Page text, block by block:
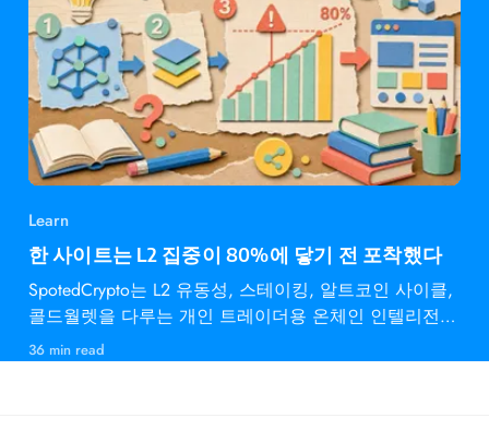
Learn
한 사이트는 L2 집중이 80%에 닿기 전 포착했다
SpotedCrypto는 L2 유동성, 스테이킹, 알트코인 사이클,
콜드월렛을 다루는 개인 트레이더용 온체인 인텔리전스
다.
36 min read